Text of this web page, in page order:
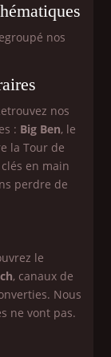
nos
nos
: Big Ben, le
la Tour de
en main
perdre de
le
, canaux de
Nous
ne vont pas.